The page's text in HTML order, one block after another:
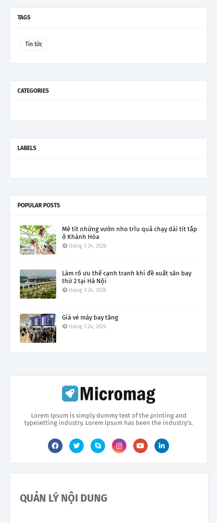
TAGS
Tin tức
CATEGORIES
LABELS
POPULAR POSTS
Mê tít những vườn nho trĩu quả chạy dài tít tắp
ở Khánh Hòa
tháng 3 24, 2026
Làm rõ ưu thế cạnh tranh khi đề xuất sân bay
thứ 2 tại Hà Nội
tháng 3 24, 2026
Giá vé máy bay tăng
tháng 3 24, 2026
Lorem Ipsum is simply dummy text of the printing and
typesetting industry. Lorem Ipsum has been the industry's.
QUẢN LÝ NỘI DUNG